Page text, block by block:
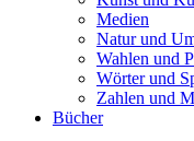
Medien
Natur und
Wahlen und
Wörter und
Zahlen und
Bücher